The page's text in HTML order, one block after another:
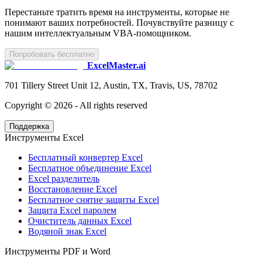
Перестаньте тратить время на инструменты, которые не
понимают ваших потребностей. Почувствуйте разницу с
нашим интеллектуальным VBA-помощником.
Попробовать бесплатно
ExcelMaster.ai
701 Tillery Street Unit 12, Austin, TX, Travis, US, 78702
Copyright © 2026 - All rights reserved
Поддержка
Инструменты Excel
Бесплатный конвертер Excel
Бесплатное объединение Excel
Excel разделитель
Восстановление Excel
Бесплатное снятие защиты Excel
Защита Excel паролем
Очиститель данных Excel
Водяной знак Excel
Инструменты PDF и Word